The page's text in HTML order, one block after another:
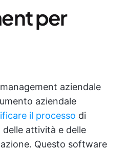
per
aziendale
aziendale
il processo di
attività e delle
Questo software